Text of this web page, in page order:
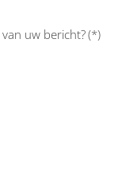
uw bericht?(*)